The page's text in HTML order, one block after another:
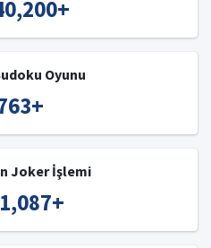
+
Oyunu
+
Joker İşlemi
+